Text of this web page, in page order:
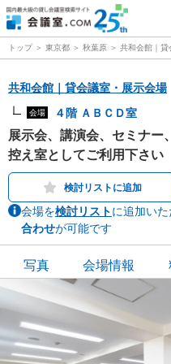
トップ 東京都 秋葉原 共和会館｜
共和会館｜貸会議室・展示会場
会場 ４階 ＡＢＣＤ室
展示会、講演会、セミナー
控え室としてご利用下さい
検討リストに追加
会場を検討リストに追加いた
合わせが可能です
写真 会場情報